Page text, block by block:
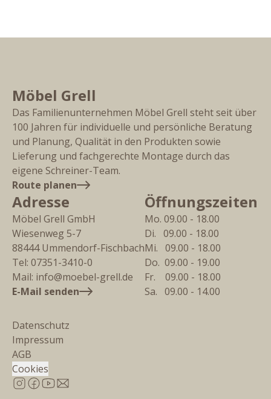
Möbel Grell
Das Familienunternehmen Möbel Grell steht seit über
100 Jahren für individuelle und persönliche Beratung
und Planung, Qualität in den Produkten sowie
Lieferung und fachgerechte Montage durch das
eigene Schreiner-Team.
Route planen
Adresse
Möbel Grell GmbH
Wiesenweg 5-7
88444 Ummendorf-Fischbach
Tel: 07351-3410-0
Mail: info@moebel-grell.de
E-Mail senden
Öffnungszeiten
Mo. 09.00 - 18.00
Di.   09.00 - 18.00
Mi.   09.00 - 18.00
Do.  09.00 - 19.00
Fr.    09.00 - 18.00
Sa.   09.00 - 14.00
Datenschutz
Impressum
AGB
Cookies